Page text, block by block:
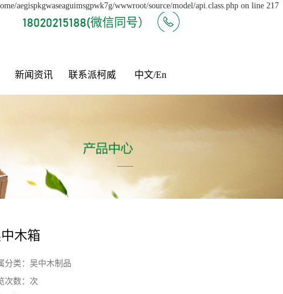
aegispkgwaseaguimsgpwk7g/wwwroot/source/model/api.class.php on line 217
18020215188(微信同号）
新闻资讯 联系派柯威 中文/En
木箱
分类：吴中木制品
次数：次